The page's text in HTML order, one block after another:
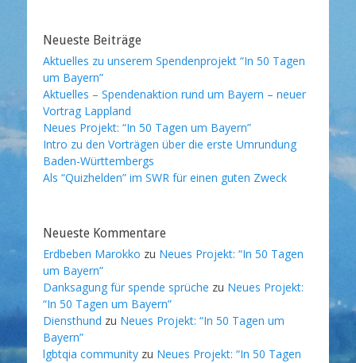
Neueste Beiträge
Aktuelles zu unserem Spendenprojekt “In 50 Tagen
um Bayern”
Aktuelles – Spendenaktion rund um Bayern – neuer
Vortrag Lappland
Neues Projekt: “In 50 Tagen um Bayern”
Intro zu den Vorträgen über die erste Umrundung
Baden-Württembergs
Als “Quizhelden” im SWR für einen guten Zweck
Neueste Kommentare
Erdbeben Marokko zu Neues Projekt: “In 50 Tagen
um Bayern”
Danksagung für spende sprüche zu Neues Projekt:
“In 50 Tagen um Bayern”
Diensthund zu Neues Projekt: “In 50 Tagen um
Bayern”
lgbtqia community zu Neues Projekt: “In 50 Tagen